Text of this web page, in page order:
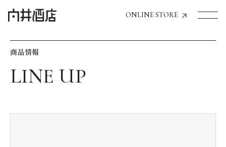
ONLINE STORE
飲食店経営のお客様
商品情報